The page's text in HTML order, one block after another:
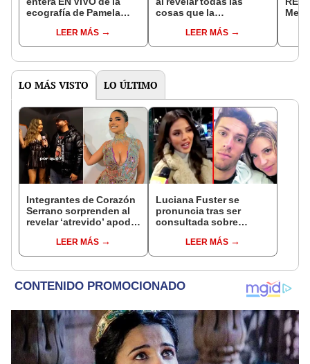
ecografía de Pamela
IMPACTANTE reacción
LEER MÁS
cosas que la
Christian Cueva: "La
gente no comprende"
LEER MÁS
LO MÁS VISTO LO ÚLTIMO
Integrantes de Corazón
Serrano sorprenden al
revelar ‘atrevido’ apodo
LEER MÁS
Luciana Fuster se
pronuncia tras ser
consultada sobre
Parodi y Flavia Laos en
discoteca
LEER MÁS